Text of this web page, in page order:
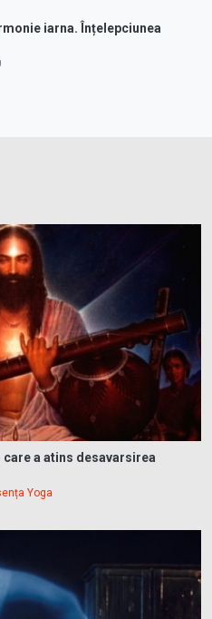
iarna. Înțelepciunea
a atins desavarsirea
Yoga